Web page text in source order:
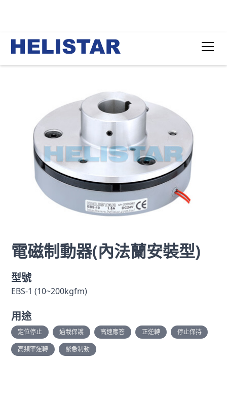
首頁 產品 電磁制動器(內法蘭安裝型)
電磁制動器(內法蘭安裝型)
型號
EBS-1 (10~200kgfm)
用途
定位停止 過載保護 高速應答 正逆轉
停止保持
高頻率運轉
緊急制動